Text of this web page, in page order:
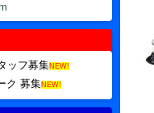
ッフ募集NEW!
ク 募集NEW!